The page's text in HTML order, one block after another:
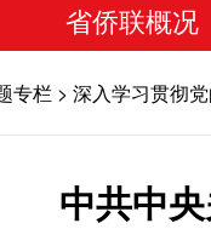
省侨联概况
专栏 > 深入学习贯彻
中共中